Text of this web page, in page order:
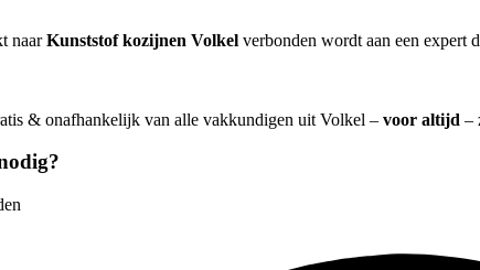
naarKunststof kozijnen Volkel verbonden wordt aan een expert
& onafhankelijk van alle vakkundigen uit Volkel – voor altijd –